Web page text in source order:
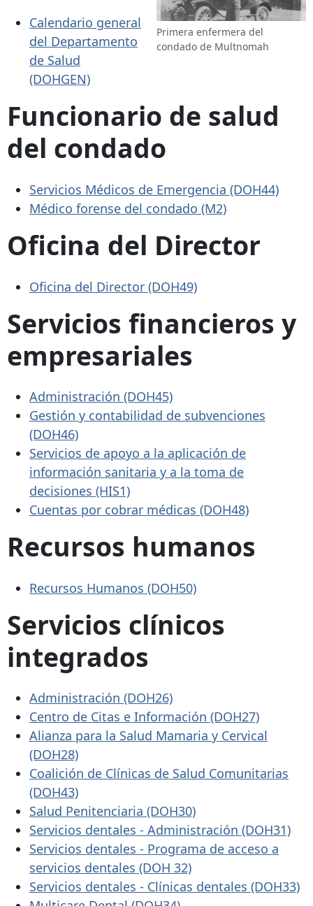
Primera enfermera del
condado de Multnomah
Calendario general
del Departamento
de Salud
(DOHGEN)
Funcionario de salud
del condado
Servicios Médicos de Emergencia (DOH44)
Médico forense del condado (M2)
Oficina del Director
Oficina del Director (DOH49)
Servicios financieros y
empresariales
Administración (DOH45)
Gestión y contabilidad de subvenciones
(DOH46)
Servicios de apoyo a la aplicación de
información sanitaria y a la toma de
decisiones (HIS1)
Cuentas por cobrar médicas (DOH48)
Recursos humanos
Recursos Humanos (DOH50)
Servicios clínicos
integrados
Administración (DOH26)
Centro de Citas e Información (DOH27)
Alianza para la Salud Mamaria y Cervical
(DOH28)
Coalición de Clínicas de Salud Comunitarias
(DOH43)
Salud Penitenciaria (DOH30)
Servicios dentales - Administración (DOH31)
Servicios dentales - Programa de acceso a
servicios dentales (DOH 32)
Servicios dentales - Clínicas dentales (DOH33)